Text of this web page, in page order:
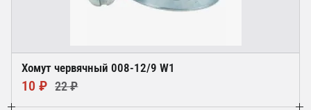
Хомут червячный 008-12/9 W1
10 ₽ 22 ₽